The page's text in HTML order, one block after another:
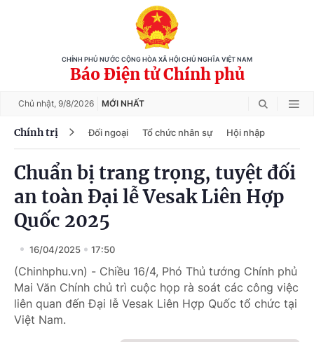
CHÍNH PHỦ NƯỚC CỘNG HÒA XÃ HỘI CHỦ NGHĨA VIỆT NAM
Báo Điện tử Chính phủ
Chủ nhật, 9/8/2026 MỚI NHẤT
Chính trị Đối ngoại Tổ chức nhân sự Hội nhập
Chuẩn bị trang trọng, tuyệt đối
an toàn Đại lễ Vesak Liên Hợp
Quốc 2025
16/04/2025 17:50
(Chinhphu.vn) - Chiều 16/4, Phó Thủ tướng Chính phủ
Mai Văn Chính chủ trì cuộc họp rà soát các công việc
liên quan đến Đại lễ Vesak Liên Hợp Quốc tổ chức tại
Việt Nam.